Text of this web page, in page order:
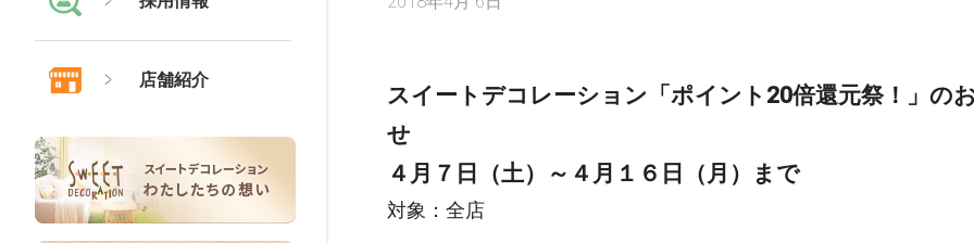
店舗紹介
スイートデコレーション「ポイント20倍還元祭！」の
せ
４月７日（土）～４月１６日（月）まで
対象：全店